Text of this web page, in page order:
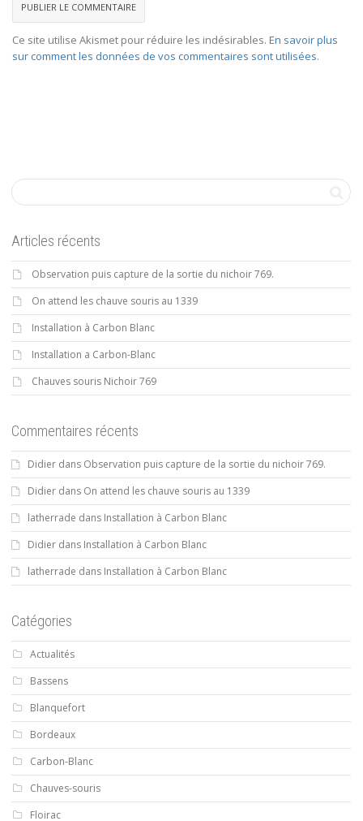
Ce site utilise Akismet pour réduire les indésirables. En savoir plus
sur comment les données de vos commentaires sont utilisées.
Articles récents
Observation puis capture de la sortie du nichoir 769.
On attend les chauve souris au 1339
Installation à Carbon Blanc
Installation a Carbon-Blanc
Chauves souris Nichoir 769
Commentaires récents
Didier dans Observation puis capture de la sortie du nichoir 769.
Didier dans On attend les chauve souris au 1339
latherrade dans Installation à Carbon Blanc
Didier dans Installation à Carbon Blanc
latherrade dans Installation à Carbon Blanc
Catégories
Actualités
Bassens
Blanquefort
Bordeaux
Carbon-Blanc
Chauves-souris
Floirac